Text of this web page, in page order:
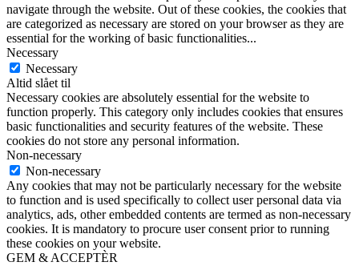
navigate through the website. Out of these cookies, the cookies that
are categorized as necessary are stored on your browser as they are
essential for the working of basic functionalities...
Necessary
Necessary
Altid slået til
Necessary cookies are absolutely essential for the website to
function properly. This category only includes cookies that ensures
basic functionalities and security features of the website. These
cookies do not store any personal information.
Non-necessary
Non-necessary
Any cookies that may not be particularly necessary for the website
to function and is used specifically to collect user personal data via
analytics, ads, other embedded contents are termed as non-necessary
cookies. It is mandatory to procure user consent prior to running
these cookies on your website.
GEM & ACCEPTÈR